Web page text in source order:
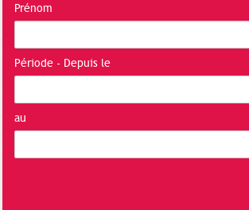
Prénom
Période - Depuis le
au